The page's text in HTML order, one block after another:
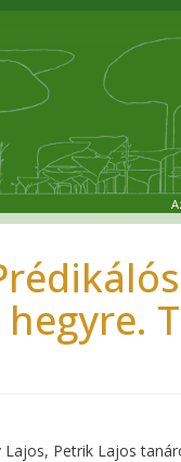
Petrik Lajos